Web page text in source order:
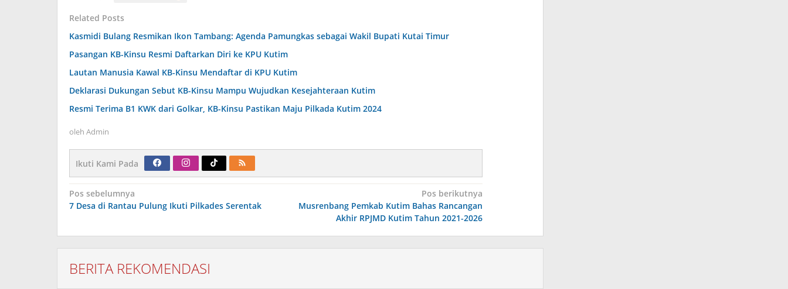
Related Posts
Kasmidi Bulang Resmikan Ikon Tambang: Agenda Pamungkas sebagai Wakil Bupati Kutai Timur
Pasangan KB-Kinsu Resmi Daftarkan Diri ke KPU Kutim
Lautan Manusia Kawal KB-Kinsu Mendaftar di KPU Kutim
Deklarasi Dukungan Sebut KB-Kinsu Mampu Wujudkan Kesejahteraan Kutim
Resmi Terima B1 KWK dari Golkar, KB-Kinsu Pastikan Maju Pilkada Kutim 2024
oleh Admin
Ikuti Kami Pada
Navigasi
pos
Pos sebelumnya
7 Desa di Rantau Pulung Ikuti Pilkades Serentak
Pos berikutnya
Musrenbang Pemkab Kutim Bahas Rancangan
Akhir RPJMD Kutim Tahun 2021-2026
BERITA REKOMENDASI